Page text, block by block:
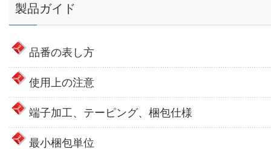
製品ガイド
品番の表し方
使用上の注意
端子加工、テーピング、梱包仕様
最小梱包単位